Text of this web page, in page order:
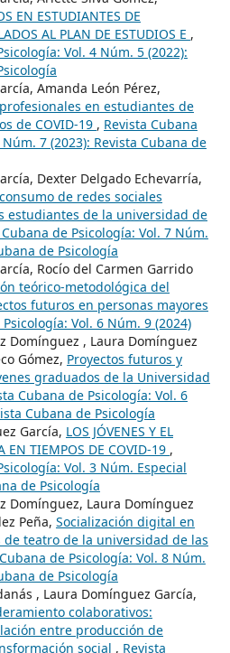
EN ESTUDIANTES DE
AL PLAN DE ESTUDIOS E ,
Vol. 4 Núm. 5 (2022):
Amanda León Pérez,
en estudiantes de
de COVID-19 , Revista Cubana
7 (2023): Revista Cubana de
Dexter Delgado Echevarría,
de redes sociales
estudiantes de la universidad de
de Psicología: Vol. 7 Núm.
de Psicología
Rocío del Carmen Garrido
teórico-metodológica del
futuros en personas mayores
Vol. 6 Núm. 9 (2024)
Domínguez , Laura Domínguez
Gómez, Proyectos futuros y
graduados de la Universidad
Cubana de Psicología: Vol. 6
Cubana de Psicología
García, LOS JÓVENES Y EL
EN TIEMPOS DE COVID-19 ,
Vol. 3 Núm. Especial
de Psicología
Domínguez, Laura Domínguez
Peña, Socialización digital en
de teatro de la universidad de las
de Psicología: Vol. 8 Núm.
de Psicología
, Laura Domínguez García,
colaborativos:
entre producción de
social , Revista